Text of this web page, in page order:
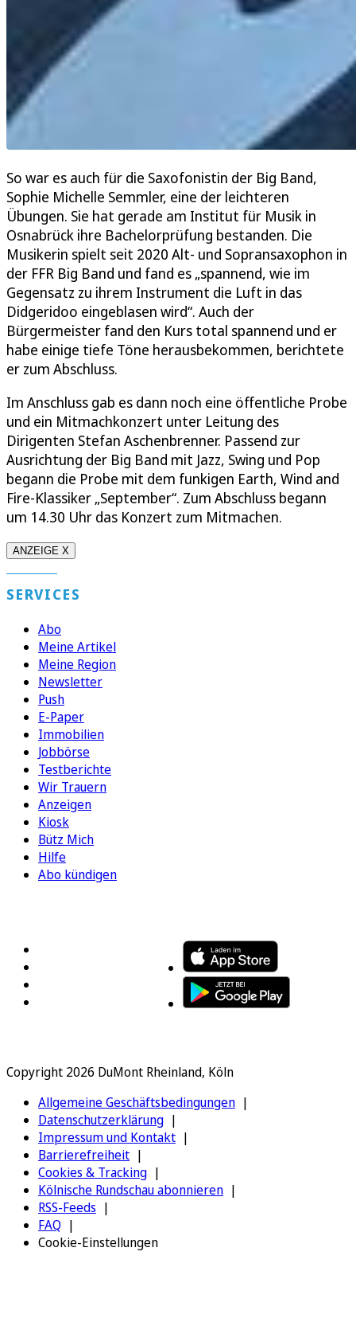
So war es auch für die Saxofonistin der Big Band,
Sophie Michelle Semmler, eine der leichteren
Übungen. Sie hat gerade am Institut für Musik in
Osnabrück ihre Bachelorprüfung bestanden. Die
Musikerin spielt seit 2020 Alt- und Sopransaxophon in
der FFR Big Band und fand es „spannend, wie im
Gegensatz zu ihrem Instrument die Luft in das
Didgeridoo eingeblasen wird“. Auch der
Bürgermeister fand den Kurs total spannend und er
habe einige tiefe Töne herausbekommen, berichtete
er zum Abschluss.
Im Anschluss gab es dann noch eine öffentliche Probe
und ein Mitmachkonzert unter Leitung des
Dirigenten Stefan Aschenbrenner. Passend zur
Ausrichtung der Big Band mit Jazz, Swing und Pop
begann die Probe mit dem funkigen Earth, Wind and
Fire-Klassiker „September“. Zum Abschluss begann
um 14.30 Uhr das Konzert zum Mitmachen.
ANZEIGE X
SERVICES
Abo
Meine Artikel
Meine Region
Newsletter
Push
E-Paper
Immobilien
Jobbörse
Testberichte
Wir Trauern
Anzeigen
Kiosk
Bütz Mich
Hilfe
Abo kündigen
Copyright 2026 DuMont Rheinland, Köln
Allgemeine Geschäftsbedingungen
Datenschutzerklärung
Impressum und Kontakt
Barrierefreiheit
Cookies & Tracking
Kölnische Rundschau abonnieren
RSS-Feeds
FAQ
Cookie-Einstellungen